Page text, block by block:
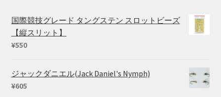
国際競技グレード タングステン スロットビーズ
【縦スリット】
¥550
ジャックダニエル(Jack Daniel's Nymph)
¥605